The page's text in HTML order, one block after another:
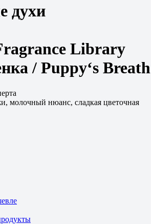
духи
Library
/ Puppy‘s Breath
молочный нюанс, сладкая цветочная